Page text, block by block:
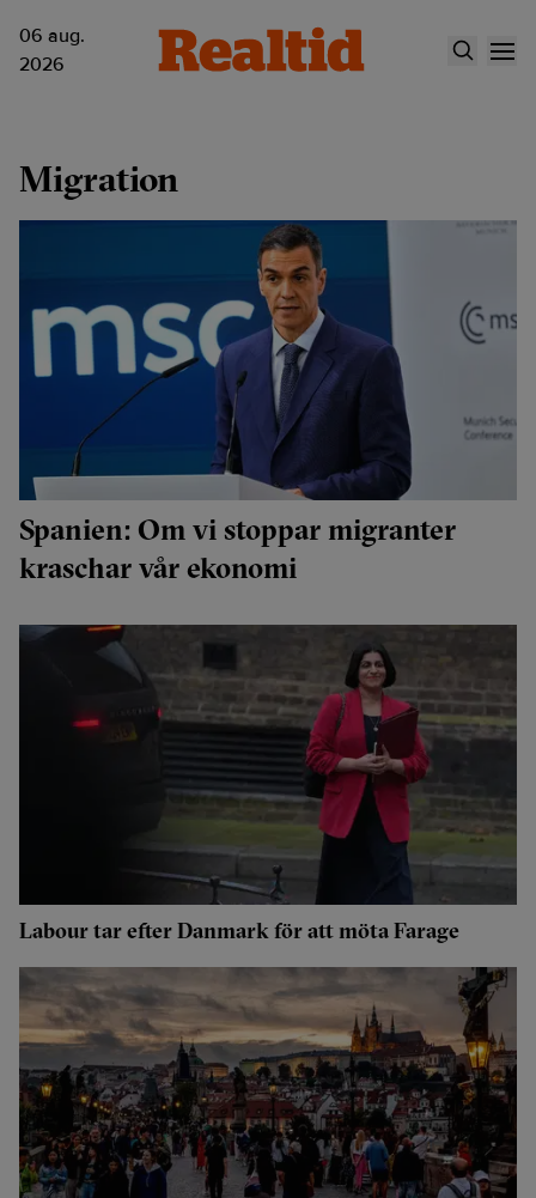
06 aug.
2026
Migration
Spanien: Om vi stoppar migranter
kraschar vår ekonomi
Labour tar efter Danmark för att möta Farage